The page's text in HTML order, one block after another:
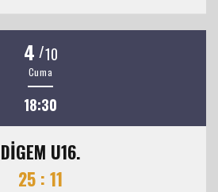
4 /10
Cuma
18:30
DİGEM U16.
25 : 11